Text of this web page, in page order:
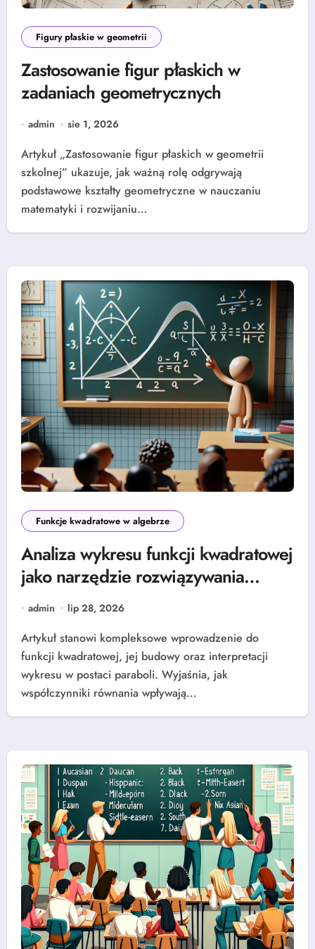
Figury płaskie w geometrii
Zastosowanie figur płaskich w
zadaniach geometrycznych
admin sie 1, 2026
Artykuł „Zastosowanie figur płaskich w geometrii
szkolnej” ukazuje, jak ważną rolę odgrywają
podstawowe kształty geometryczne w nauczaniu
matematyki i rozwijaniu…
Funkcje kwadratowe w algebrze
Analiza wykresu funkcji kwadratowej
jako narzędzie rozwiązywania
równań
admin lip 28, 2026
Artykuł stanowi kompleksowe wprowadzenie do
funkcji kwadratowej, jej budowy oraz interpretacji
wykresu w postaci paraboli. Wyjaśnia, jak
współczynniki równania wpływają…